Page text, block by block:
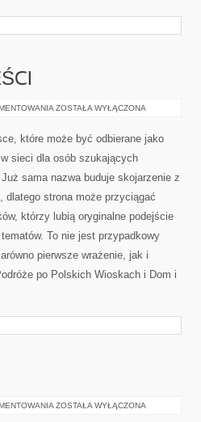
WIEJSKIE
OPOWIEŚCI
ZOSTAŁA WYŁĄCZONA
które może być odbierane jako
sieci dla osób szukających
sama nazwa buduje skojarzenie z
dlatego strona może przyciągać
którzy lubią oryginalne podejście
To nie jest przypadkowy
pierwsze wrażenie, jak i
po Polskich Wioskach i Dom i
OCHRONA
ZOSTAŁA WYŁĄCZONA